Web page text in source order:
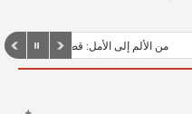
من الألم إلى الأمل: قصة حصوات